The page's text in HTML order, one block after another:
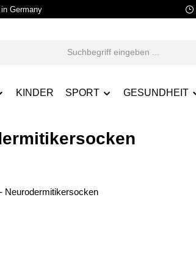
Germany
KINDER SPORT GESUNDHEIT